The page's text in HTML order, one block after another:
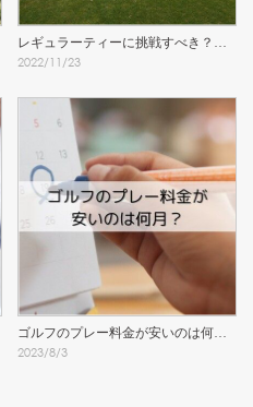
レギュラーティーに挑戦すべき？女
子のティーグラウンド問題
2022/11/23
ゴルフのプレー料金が安いのは何
月？
2023/8/3